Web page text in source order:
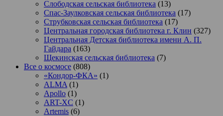
Слободская сельская библиотека (13)
Спас-Заулковская сельская библиотека (17)
Струбковская сельская библиотека (17)
Центральная городская библиотека г. Клин (327)
Центральная Детская библиотека имени А. П.
Гайдара (163)
Щекинская сельская библиотека (7)
Все о космосе (808)
«Кондор-ФКА» (1)
ALMA (1)
Apollo (1)
ART-XC (1)
Artemis (6)